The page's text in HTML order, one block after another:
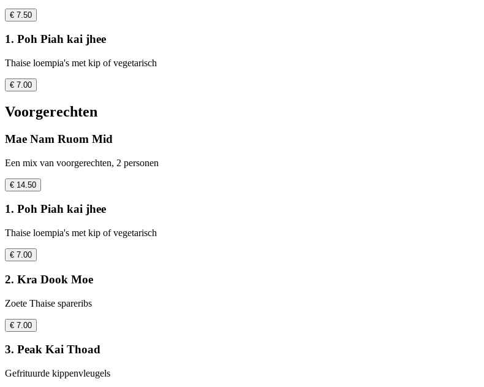
€ 7.50
1. Poh Piah kai jhee
Thaise loempia's met kip of vegetarisch
€ 7.00
Voorgerechten
Mae Nam Ruom Mid
Een mix van voorgerechten, 2 personen
€ 14.50
1. Poh Piah kai jhee
Thaise loempia's met kip of vegetarisch
€ 7.00
2. Kra Dook Moe
Zoete Thaise spareribs
€ 7.00
3. Peak Kai Thoad
Gefrituurde kippenvleugels